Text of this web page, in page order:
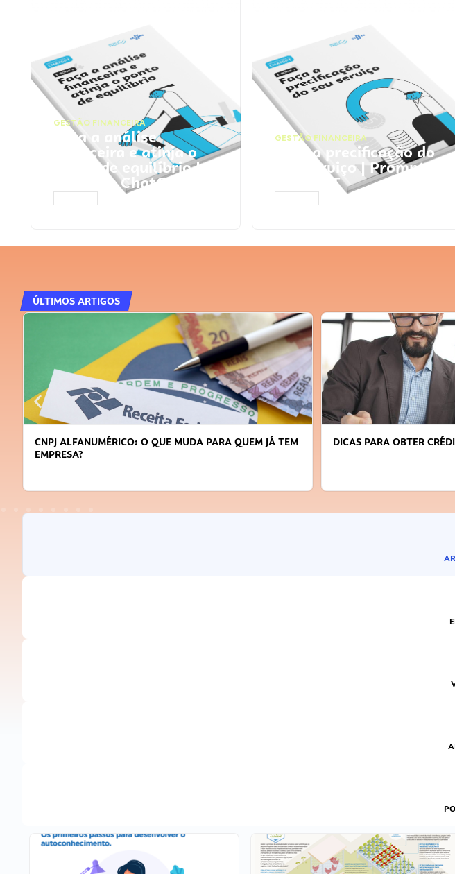
GESTÃO FINANCEIRA
Faça a análise
financeira e atinja o
ponto de equilíbrio |
Prompts ChatGPT
GESTÃO FINANCEIRA
Faça a precificação do
seu serviço | Prompts
ChatGPT
ÚLTIMOS ARTIGOS
CNPJ ALFANUMÉRICO: O QUE MUDA PARA QUEM JÁ TEM
EMPRESA?
DICAS PARA OBTER